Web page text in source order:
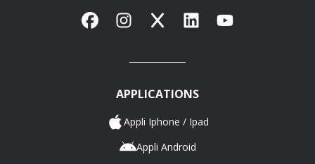
FacebookInstagram
X LinkedInYouTube
APPLICATIONS
Appli Iphone / Ipad
Appli Android